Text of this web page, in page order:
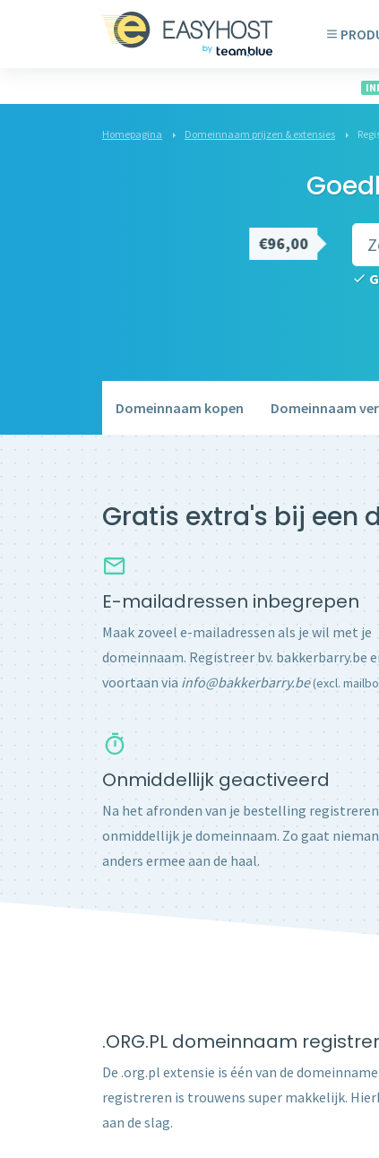
Homepagina Domeinnaam prijzen & extensies
€96,00
Domeinnaam kopen Domeinnaam
Gratis extra's bij een
E-mailadressen inbegrepen
Maak zoveel e-mailadressen als je wil met je
domeinnaam. Registreer bv. bakkerbarry.be
voortaan via info@bakkerbarry.be(excl.
Onmiddellijk geactiveerd
Na het afronden van je bestelling
onmiddellijk je domeinnaam. Zo gaat
anders ermee aan de haal.
.ORG.PL domeinnaam
De .org.pl extensie is één van de
registreren is trouwens super makkelijk.
aan de slag.